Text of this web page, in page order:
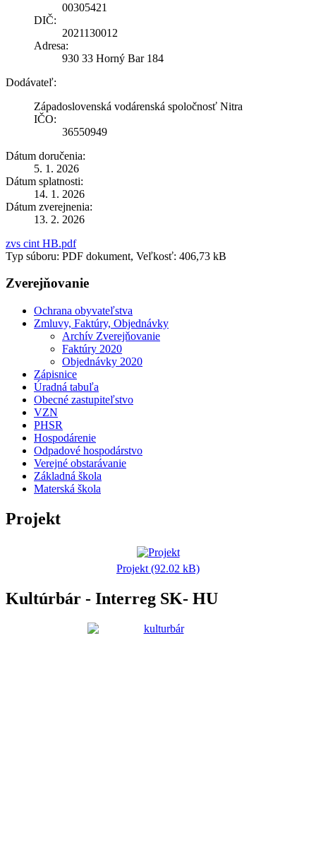
00305421
DIČ:
2021130012
Adresa:
930 33 Horný Bar 184
Dodávateľ:
Západoslovenská vodárenská spoločnosť Nitra
IČO:
36550949
Dátum doručenia:
5. 1. 2026
Dátum splatnosti:
14. 1. 2026
Dátum zverejnenia:
13. 2. 2026
zvs cint HB.pdf
Typ súboru: PDF dokument, Veľkosť: 406,73 kB
Zverejňovanie
Ochrana obyvateľstva
Zmluvy, Faktúry, Objednávky
Archív Zverejňovanie
Faktúry 2020
Objednávky 2020
Zápisnice
Úradná tabuľa
Obecné zastupiteľstvo
VZN
PHSR
Hospodárenie
Odpadové hospodárstvo
Verejné obstarávanie
Základná škola
Materská škola
Projekt
Projekt (92.02 kB)
Kultúrbár - Interreg SK- HU